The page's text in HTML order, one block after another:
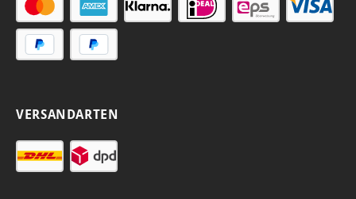
VERSANDARTEN